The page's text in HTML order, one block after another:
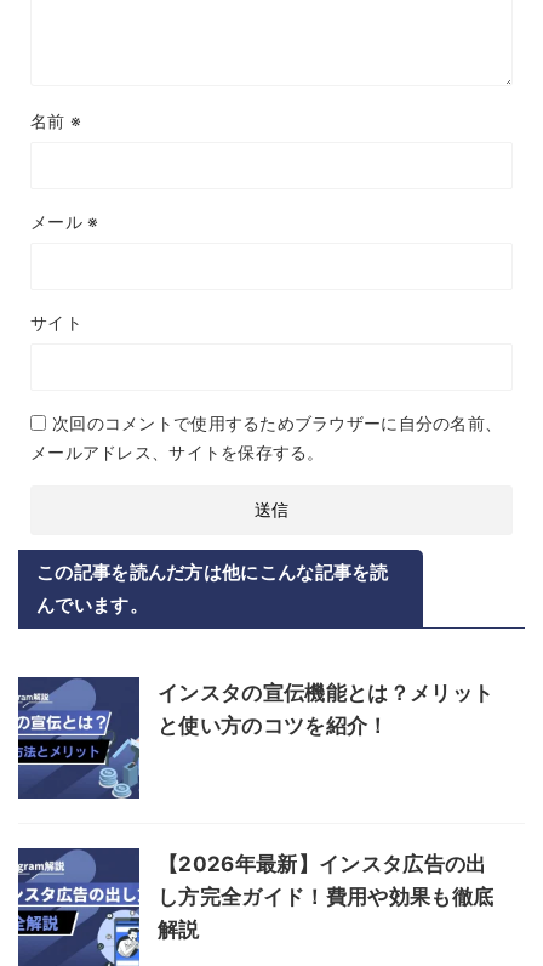
名前 ※
メール※
サイト
次回のコメントで使用するためブラウザーに自分の名前、
メールアドレス、サイトを保存する。
この記事を読んだ方は他にこんな記事を読
んでいます。
インスタの宣伝機能とは？メリット
と使い方のコツを紹介！
【2026年最新】インスタ広告の出
し方完全ガイド！費用や効果も徹底
解説